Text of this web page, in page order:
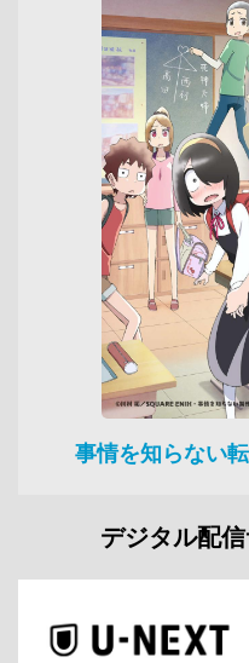
事情を知らない
デジタル配